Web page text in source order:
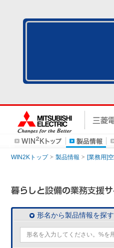
WIN2Kトップ 製品情報 [業務用]
形名から製品情報を探す